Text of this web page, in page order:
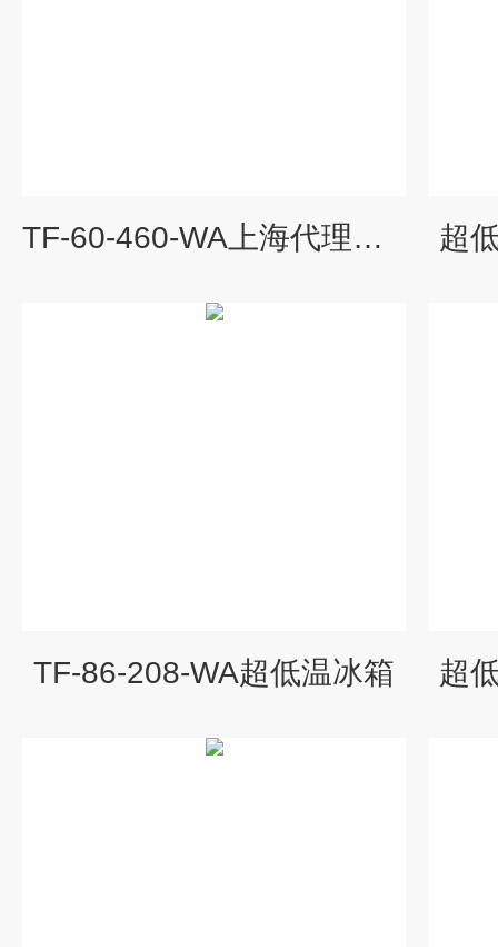
TF-60-460-WA上海代理超低温冰箱 超
TF-86-208-WA超低温冰箱 超